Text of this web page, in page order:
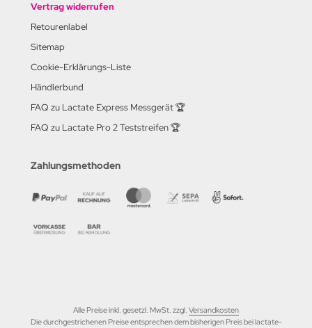
Vertrag widerrufen
Retourenlabel
Sitemap
Cookie-Erklärungs-Liste
Händlerbund
FAQ zu Lactate Express Messgerät 🏆
FAQ zu Lactate Pro 2 Teststreifen 🏆
Zahlungsmethoden
Alle Preise inkl. gesetzl. MwSt. zzgl. Versandkosten
Die durchgestrichenen Preise entsprechen dem bisherigen Preis bei lactate-